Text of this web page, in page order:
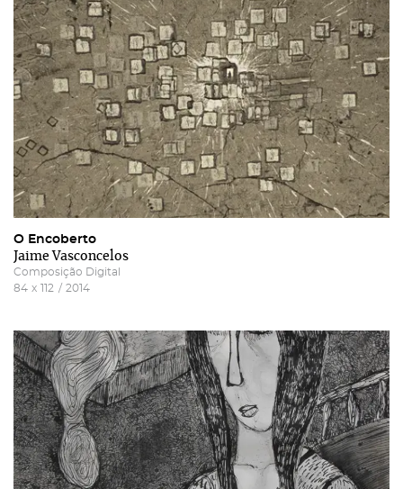
O Encoberto
Jaime Vasconcelos
Composição Digital
84 x 112 / 2014